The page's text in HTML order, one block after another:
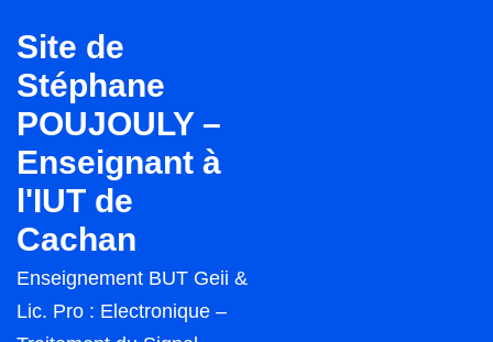
passer
au
contenu
principal
Site de
Stéphane
POUJOULY –
Enseignant à
l'IUT de
Cachan
Enseignement BUT Geii &
Lic. Pro : Electronique –